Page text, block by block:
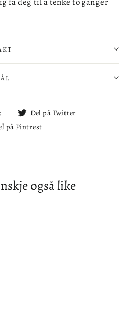
Del
på
Del på Twitter
på Pintrest
også like